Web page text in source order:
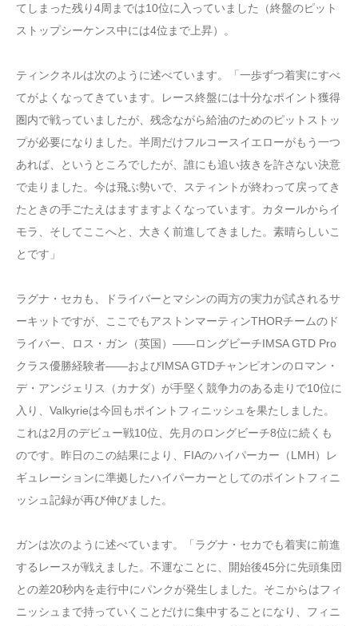
てしまった残り4周までは10位に入っていました（終盤のピット
ストップシーケンス中には4位まで上昇）。
ティンクネルは次のように述べています。「一歩ずつ着実にすべ
てがよくなってきています。レース終盤には十分なポイント獲得
圏内で戦っていましたが、残念ながら給油のためのピットストッ
プが必要になりました。半周だけフルコースイエローがもう一つ
あれば、というところでしたが、誰にも追い抜きを許さない決意
で走りました。今は飛ぶ勢いで、スティントが終わって戻ってき
たときの手ごたえはますますよくなっています。カタールからイ
モラ、そしてここへと、大きく前進してきました。素晴らしいこ
とです」
ラグナ・セカも、ドライバーとマシンの両方の実力が試されるサ
ーキットですが、ここでもアストンマーティンTHORチームのド
ライバー、ロス・ガン（英国）――ロングビーチIMSA GTD Pro
クラス優勝経験者――およびIMSA GTDチャンピオンのロマン・
デ・アンジェリス（カナダ）が手堅く競争力のある走りで10位に
入り、Valkyrieは今回もポイントフィニッシュを果たしました。
これは2月のデビュー戦10位、先月のロングビーチ8位に続くも
のです。昨日のこの結果により、FIAのハイパーカー（LMH）レ
ギュレーションに準拠したハイパーカーとしてのポイントフィニ
ッシュ記録が再び伸びました。
ガンは次のように述べています。「ラグナ・セカでも着実に前進
するレースが戦えました。不運なことに、開始後45分に先頭集団
との差20秒内を走行中にパンクが発生しました。そこからはフィ
ニッシュまで持っていくことだけに集中することになり、フィニ